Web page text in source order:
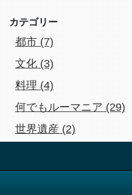
カテゴリー
都市 (7)
文化 (3)
料理 (4)
何でもルーマニア (29)
世界遺産 (2)